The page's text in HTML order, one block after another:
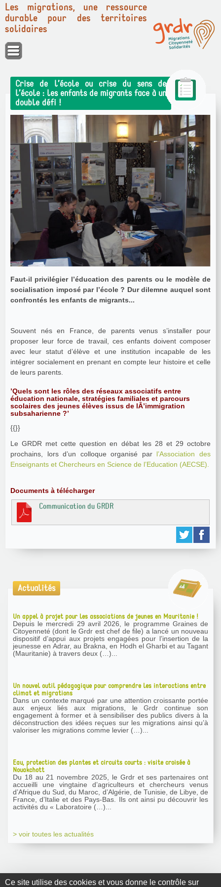
Panneau de gestion des cookies
Ce site utilise des cookies et vous donne le contrôle sur
Les migrations, une ressource
durable pour des territoires
solidaires
Crise de l’école ou crise du sens de
l’école : les enfants de migrants face à un
double défi !
Faut-il privilégier l’éducation des parents ou le modèle de
socialisation imposé par l’école ? Dur dilemne auquel sont
confrontés les enfants de migrants...
Souvent nés en France, de parents venus s’installer pour
proposer leur force de travail, ces enfants doivent composer
avec leur statut d’élève et une institution incapable de les
intégrer socialement en prenant en compte leur histoire et celle
de leurs parents.
’Quels sont les rôles des réseaux associatifs entre
éducation nationale, stratégies familiales et parcours
scolaires des jeunes élèves issus de lÂ’immigration
subsaharienne ?’
{{}}
Le GRDR met cette question en débat les 28 et 29 octobre
prochains, lors d’un colloque organisé par l’Association des
Enseignants et Chercheurs en Science de l’Education (AECSE).
Documents à télécharger
Communication du GRDR
Actualités
Un appel à projet pour les associations de jeunes en Mauritanie !
Depuis le mercredi 29 avril 2026, le programme Graines de
Citoyenneté (dont le Grdr est chef de file) a lancé un nouveau
dispositif d’appui aux projets engagées pour l’insertion de la
jeunesse en Adrar, au Brakna, en Hodh el Gharbi et au Tagant
(Mauritanie) à travers deux (…)...
Un nouvel outil pédagogique pour comprendre les interactions entre
climat et migrations
Dans un contexte marqué par une attention croissante portée
aux enjeux liés aux migrations, le Grdr continue son
engagement à former et à sensibiliser des publics divers à la
déconstruction des idées reçues sur les migrations ainsi qu’à
valoriser les migrations comme levier (…)...
Eau, protection des plantes et circuits courts : visite croisée à
Nouakchott
Du 18 au 21 novembre 2025, le Grdr et ses partenaires ont
accueilli une vingtaine d’agriculteurs et chercheurs venus
d’Afrique du Sud, du Maroc, d’Algérie, de Tunisie, de Libye, de
France, d’Italie et des Pays-Bas. Ils ont ainsi pu découvrir les
activités du « Laboratoire (…)...
> voir toutes les actualités